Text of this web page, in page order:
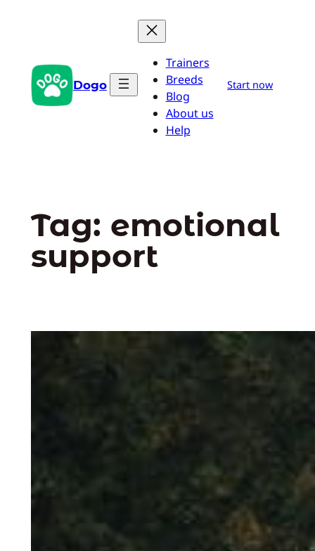
conteúdo Dogo
Trainers
Breeds
Blog
About us
Help
Start now
Tag: emotional
support